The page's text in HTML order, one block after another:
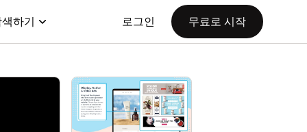
하기 로그인 무료로 시작